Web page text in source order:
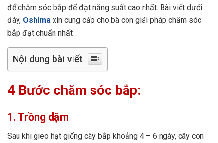
để chăm sóc bắp để đạt năng suất cao nhất. Bài viết dưới
đây, Oshima xin cung cấp cho bà con giải pháp chăm sóc
bắp đạt chuẩn nhất.
Nội dung bài viết
4 Bước chăm sóc bắp:
1. Trồng dặm
Sau khi gieo hạt giống cây bắp khoảng 4 – 6 ngày, cây con